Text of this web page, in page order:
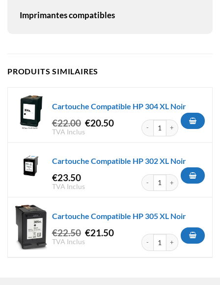
Imprimantes compatibles
PRODUITS SIMILAIRES
Cartouche Compatible HP 304 XL Noir
€22.00 Le
€22.00.
€20.50Le
€20.50.
TVA Inclus
quantité de Cartouche
Cartouche Compatible HP 302 XL Noir
€23.50
TVA Inclus
quantité de Cartouche
Cartouche Compatible HP 305 XL Noir
€22.50 Le
€21.50Le
TVA Inclus quantité de Cartouche